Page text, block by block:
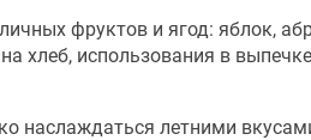
фруктов и ягод: яблок,
хлеб, использования в
наслаждаться летними